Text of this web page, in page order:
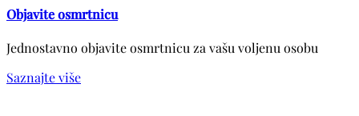
Objavite osmrtnicu
Jednostavno objavite osmrtnicu za vašu voljenu osobu
Saznajte više